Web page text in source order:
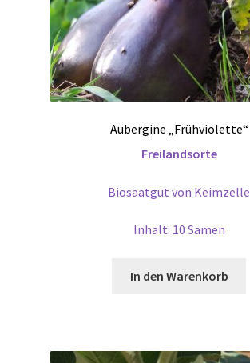
Aubergine „Frühviolette“
Freilandsorte
Biosaatgut von Keimzelle
Inhalt: 10 Samen
In den Warenkorb